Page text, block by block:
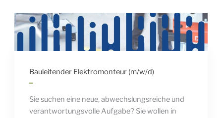
Bauleitender Elektromonteur (m/w/d)
Sie suchen eine neue, abwechslungsreiche und
verantwortungsvolle Aufgabe? Sie wollen in